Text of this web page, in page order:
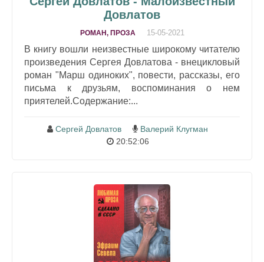
Довлатов
РОМАН, ПРОЗА 15-05-2021
В книгу вошли неизвестные широкому читателю
произведения Сергея Довлатова - внецикловый
роман "Марш одиноких", повести, рассказы, его
письма к друзьям, воспоминания о нем
приятелей.Содержание:...
Сергей Довлатов
Валерий Клугман
20:52:06